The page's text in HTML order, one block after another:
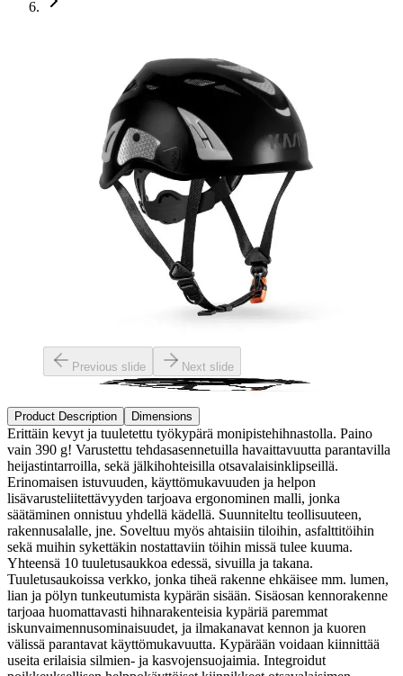
Previous slide Next slide
Product Description Dimensions
Erittäin kevyt ja tuuletettu työkypärä monipistehihnastolla. Paino
vain 390 g! Varustettu tehdasasennetuilla havaittavuutta parantavilla
heijastintarroilla, sekä jälkihohteisilla otsavalaisinklipseillä.
Erinomaisen istuvuuden, käyttömukavuuden ja helpon
lisävarusteliitettävyyden tarjoava ergonominen malli, jonka
säätäminen onnistuu yhdellä kädellä. Suunniteltu teollisuuteen,
rakennusalalle, jne. Soveltuu myös ahtaisiin tiloihin, asfalttitöihin
sekä muihin sykettäkin nostattaviin töihin missä tulee kuuma.
Yhteensä 10 tuuletusaukkoa edessä, sivuilla ja takana.
Tuuletusaukoissa verkko, jonka tiheä rakenne ehkäisee mm. lumen,
lian ja pölyn tunkeutumista kypärän sisään. Sisäosan kennorakenne
tarjoaa huomattavasti hihnarakenteisia kypäriä paremmat
iskunvaimennusominaisuudet, ja ilmakanavat kennon ja kuoren
välissä parantavat käyttömukavuutta. Kypärään voidaan kiinnittää
useita erilaisia silmien- ja kasvojensuojaimia. Integroidut